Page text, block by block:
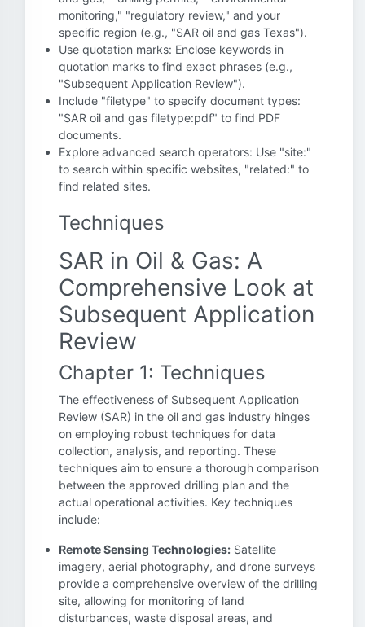
monitoring," "regulatory review," and your
specific region (e.g., "SAR oil and gas Texas").
Use quotation marks: Enclose keywords in
quotation marks to find exact phrases (e.g.,
"Subsequent Application Review").
Include "filetype" to specify document types:
"SAR oil and gas filetype:pdf" to find PDF
documents.
Explore advanced search operators: Use "site:"
to search within specific websites, "related:" to
find related sites.
Techniques
SAR in Oil & Gas: A
Comprehensive Look at
Subsequent Application
Review
Chapter 1: Techniques
The effectiveness of Subsequent Application
Review (SAR) in the oil and gas industry hinges
on employing robust techniques for data
collection, analysis, and reporting. These
techniques aim to ensure a thorough comparison
between the approved drilling plan and the
actual operational activities. Key techniques
include:
Remote Sensing Technologies: Satellite
imagery, aerial photography, and drone surveys
provide a comprehensive overview of the drilling
site, allowing for monitoring of land
disturbances, waste disposal areas, and